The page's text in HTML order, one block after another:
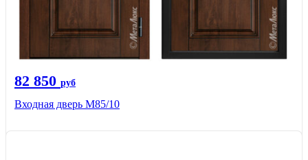
82 850 руб
Входная дверь M85/10